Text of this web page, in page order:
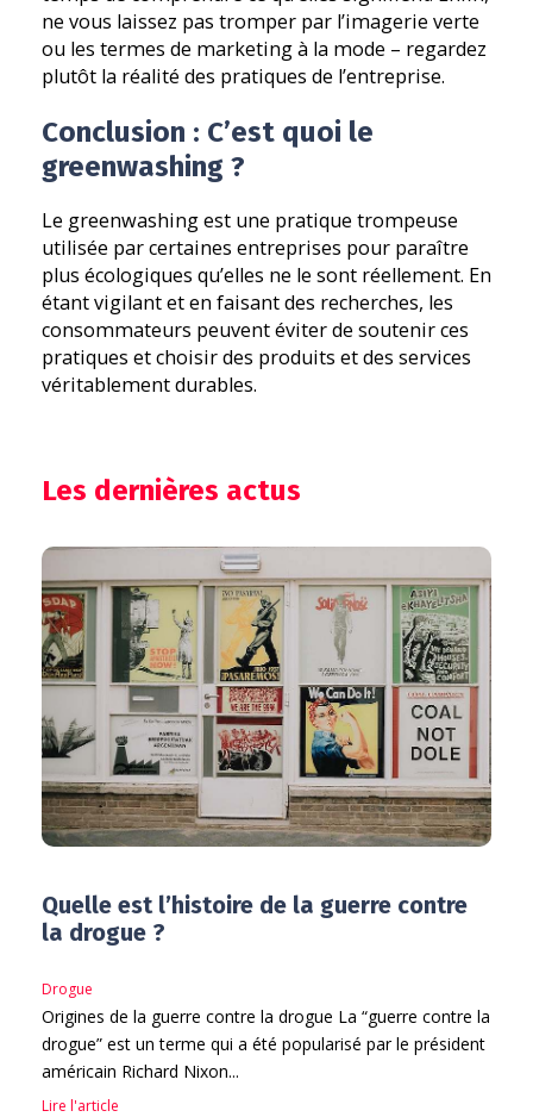
ne vous laissez pas tromper par l’imagerie verte
ou les termes de marketing à la mode – regardez
plutôt la réalité des pratiques de l’entreprise.
Conclusion : C’est quoi le
greenwashing ?
Le greenwashing est une pratique trompeuse
utilisée par certaines entreprises pour paraître
plus écologiques qu’elles ne le sont réellement. En
étant vigilant et en faisant des recherches, les
consommateurs peuvent éviter de soutenir ces
pratiques et choisir des produits et des services
véritablement durables.
Les dernières actus
Quelle est l’histoire de la guerre contre
la drogue ?
Drogue
Origines de la guerre contre la drogue La “guerre contre la
drogue” est un terme qui a été popularisé par le président
américain Richard Nixon...
Lire l'article